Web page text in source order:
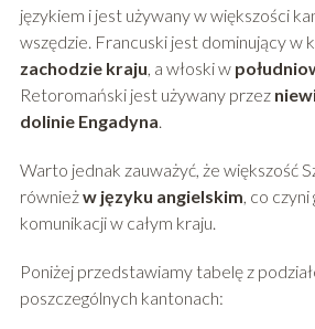
językiem i jest używany w większości
wszędzie. Francuski jest dominujący w
zachodzie kraju , a włoski w
Retoromański jest używany przez
dolinie Engadyna
Warto jednak zauważyć, że większość
równieżw języku angielskim , co
komunikacji w całym kraju.
Poniżej przedstawiamy tabelę z
poszczególnych kantonach: